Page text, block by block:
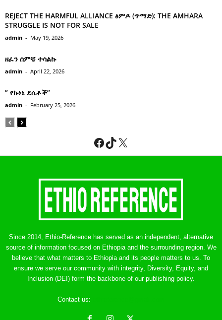
REJECT THE HARMFUL ALLIANCE ፅምዶ (ጥማድ): THE AMHARA
STRUGGLE IS NOT FOR SALE
admin - May 19, 2026
ዘፈን ሰምቼ ተሳልኩ
admin - April 22, 2026
” የኩነኔ ደሴቶች’’
admin - February 25, 2026
Facebook
TikTok
X
Since 2014, Ethio-Reference has served as an independent, alternative
source of information focused on Ethiopia and the surrounding region. We
believe that what matters to Ethiopia and its people matters to us. To
ensure we serve our community with integrity, Diversity, Equity, and
Inclusion (DEI) form the backbone of our publishing policy.
Contact us: